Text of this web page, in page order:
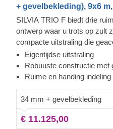
+ gevelbekleding), 9x6 m,
SILVIA TRIO F biedt drie
ontwerp waar u trots op zult
compacte uitstraling die
dak en de gladde, strakke
binnenkant beslaat een
comfortabel uw voertuigen
Ontdek het echte gemakt
Eigentijdse uitstraling
Robuuste constructie met
Ruime en handing indeling
34 mm + gevelbekleding
€ 11.125,00